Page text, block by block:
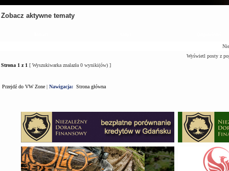
Zobacz aktywne tematy
Wyświetl posty z
Strona 1 z 1 [ Wyszukiwarka znalazła 0 wyniki(ów) ]
Przejdź do VW Zone | Nawigacja: Strona główna